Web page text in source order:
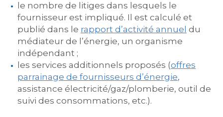
le nombre de litiges dans lesquels le
fournisseur est impliqué. Il est calculé et
publié dans le rapport d’activité annuel du
médiateur de l’énergie, un organisme
indépendant ;
les services additionnels proposés (offres
parrainage de fournisseurs d’énergie,
assistance électricité/gaz/plomberie, outil de
suivi des consommations, etc.).